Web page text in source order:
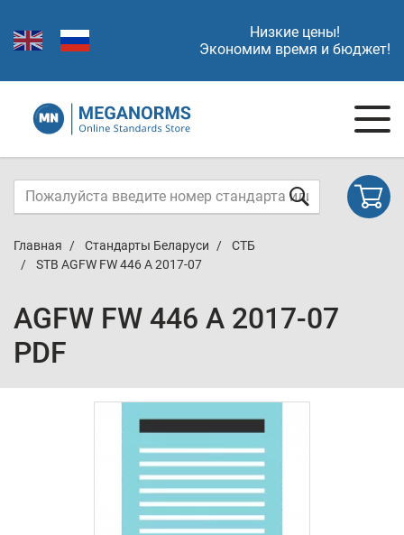
Низкие цены!
Экономим время и бюджет!
Главная Стандарты Беларуси
СТБ
STB AGFW FW 446 A 2017-07
AGFW FW 446 A 2017-07
PDF